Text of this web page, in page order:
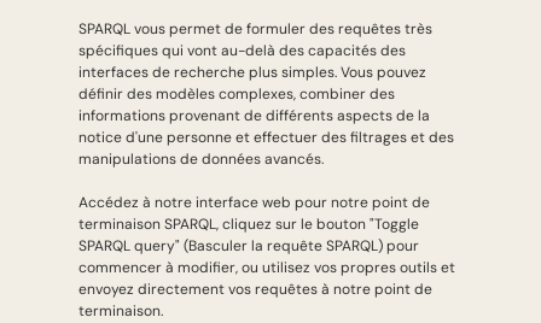
SPARQL vous permet de formuler des requêtes très
spécifiques qui vont au-delà des capacités des
interfaces de recherche plus simples. Vous pouvez
définir des modèles complexes, combiner des
informations provenant de différents aspects de la
notice d'une personne et effectuer des filtrages et des
manipulations de données avancés.
Accédez à notre interface web pour notre point de
terminaison SPARQL, cliquez sur le bouton "Toggle
SPARQL query" (Basculer la requête SPARQL) pour
commencer à modifier, ou utilisez vos propres outils et
envoyez directement vos requêtes à notre point de
terminaison.